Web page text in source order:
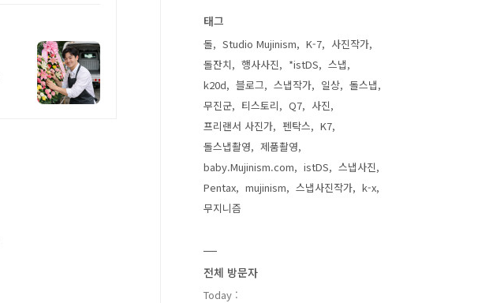
태그
돌 Studio Mujinism K-7
사진작가
돌잔치
행사사진 *istDS
스냅
k20d
블로그 스냅작가 일상
돌스냅
무진군
티스토리 Q7
사진
프리랜서 사진가
펜탁스
K7
돌스냅촬영
제품촬영
baby.Mujinism.com
istDS
스냅사진
Pentax
mujinism 스냅사진작가
k-x
무지니즘
전체 방문자
Today :